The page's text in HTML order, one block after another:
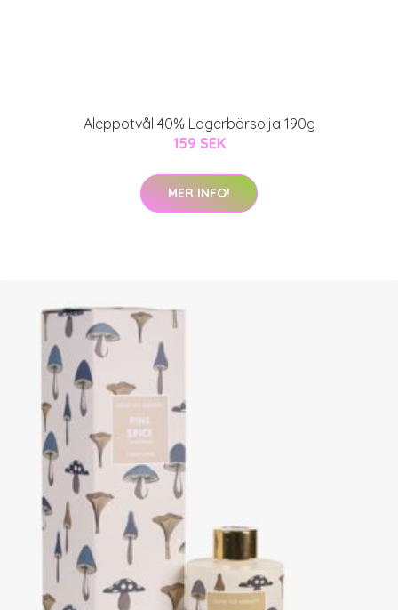
Aleppotvål 40% Lagerbärsolja 190g
159 SEK
MER INFO!